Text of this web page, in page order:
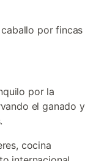
por fincas
por la
el ganado y
cocina